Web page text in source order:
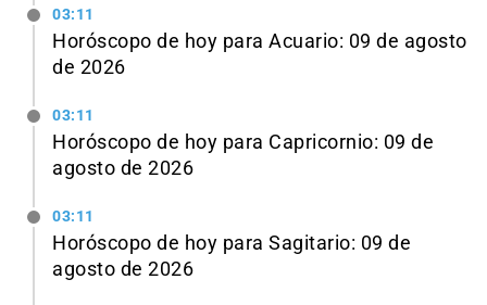
03:11
Horóscopo de hoy para Acuario: 09 de agosto
de 2026
03:11
Horóscopo de hoy para Capricornio: 09 de
agosto de 2026
03:11
Horóscopo de hoy para Sagitario: 09 de
agosto de 2026